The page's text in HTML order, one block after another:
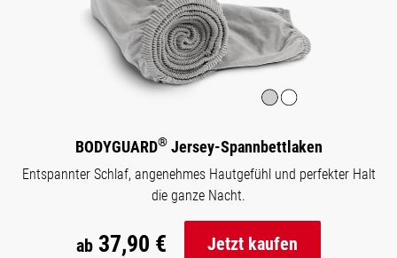
BODYGUARD®Jersey-Spannbettlaken
Entspannter Schlaf, angenehmes Hautgefühl und perfekter Halt
die ganze Nacht.
ab 37,90 € Jetzt kaufen